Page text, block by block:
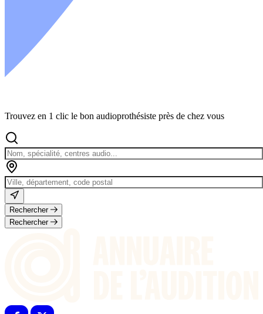
Trouvez en 1 clic le bon audioprothésiste près de chez vous
Rechercher
Rechercher